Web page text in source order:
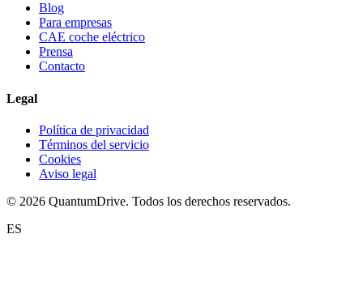
Blog
Para empresas
CAE coche eléctrico
Prensa
Contacto
Legal
Política de privacidad
Términos del servicio
Cookies
Aviso legal
© 2026 QuantumDrive. Todos los derechos reservados.
ES